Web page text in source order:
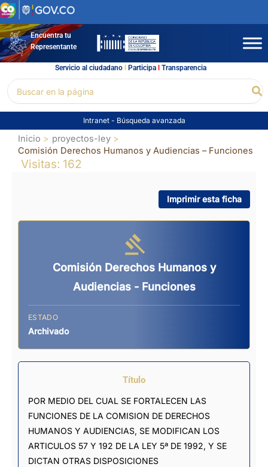
Ir
al
contenidoEncuentra tu
Representante
Servicio al ciudadano l Participal Transparencia
por:
Intranet - Búsqueda avanzada
Inicio
proyectos-ley
Comisión Derechos Humanos y Audiencias – Funciones
Visitas: 162
Imprimir esta ficha
Comisión Derechos Humanos y
Audiencias - Funciones
ESTADO
Archivado
Título
POR MEDIO DEL CUAL SE FORTALECEN LAS
FUNCIONES DE LA COMISION DE DERECHOS
HUMANOS Y AUDIENCIAS, SE MODIFICAN LOS
ARTICULOS 57 Y 192 DE LA LEY 5ª DE 1992, Y SE
DICTAN OTRAS DISPOSICIONES